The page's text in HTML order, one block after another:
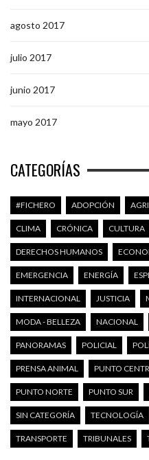
agosto 2017
julio 2017
junio 2017
mayo 2017
CATEGORÍAS
#FICHERO ADOPCIÓN
CLIMA CRÓNICA CULTURA
DERECHOS HUMANOS
EMERGENCIA ENERGÍA
INTERNACIONAL JUSTICIA
MODA - BELLEZA NACIONAL
PANORAMAS POLICIAL
PRENSA ANIMAL PUNTO
PUNTO NORTE PUNTO SUR
SIN CATEGORÍA TECNOLOGÍA
TRANSPORTE TRIBUNALES